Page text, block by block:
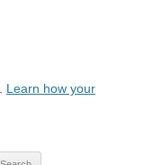
Learn how your